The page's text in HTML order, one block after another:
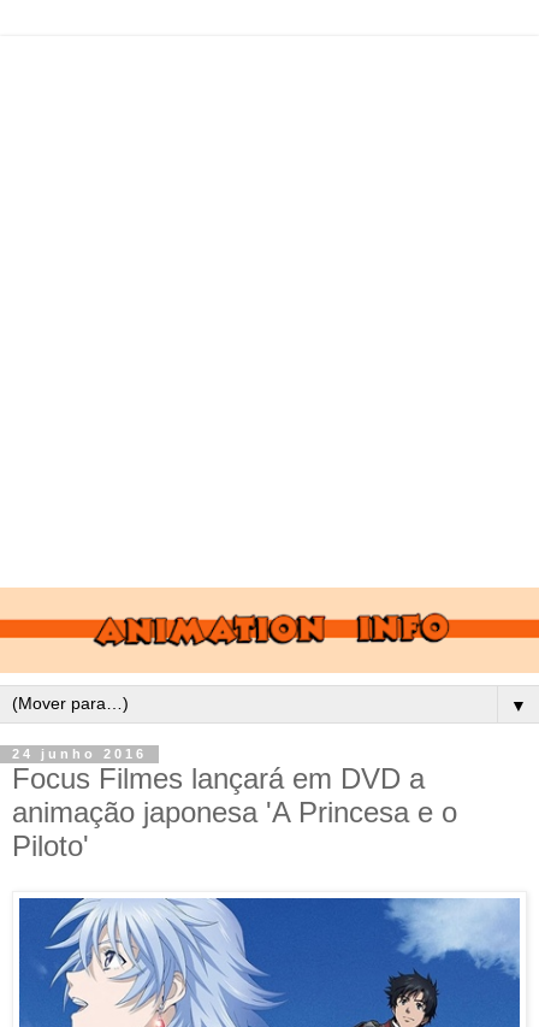
▼
24 junho 2016
Focus Filmes lançará em DVD a
animação japonesa 'A Princesa e o
Piloto'